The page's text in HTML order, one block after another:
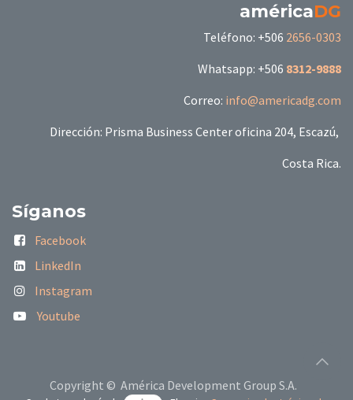
américaDG
Teléfono: +506 2656-0303
Whatsapp: +506 8312-9888
Correo: info@americadg.com
Dirección: Prisma Business Center oficina 204, Escazú,
Costa Rica.
Síganos
Facebook
LinkedIn
Instagram
Youtube
Copyright © América Development Group S.A.